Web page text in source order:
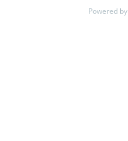
Powered by